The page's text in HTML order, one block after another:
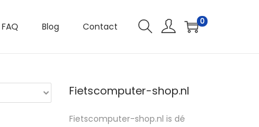
FAQ Blog Contact 0
Fietscomputer-shop.nl
Fietscomputer-shop.nl is dé